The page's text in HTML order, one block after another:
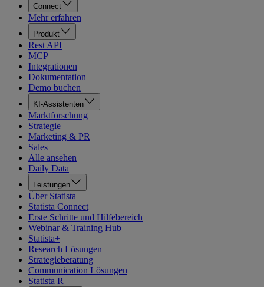
Connect
Mehr erfahren
Produkt
Rest API
MCP
Integrationen
Dokumentation
Demo buchen
KI-Assistenten
Marktforschung
Strategie
Marketing & PR
Sales
Alle ansehen
Daily Data
Leistungen
Über Statista
Statista Connect
Erste Schritte und Hilfebereich
Webinar & Training Hub
Statista+
Research Lösungen
Strategieberatung
Communication Lösungen
Statista R